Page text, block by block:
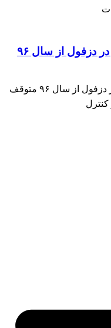
تولد نوزاد مبتلا به تالاسمی ماژور در دزفول از سال ۹۶
🔴⚡تولد نوزاد مبتلا به تالاسمی ماژور در دزفول از سال ۹۶ متوقف